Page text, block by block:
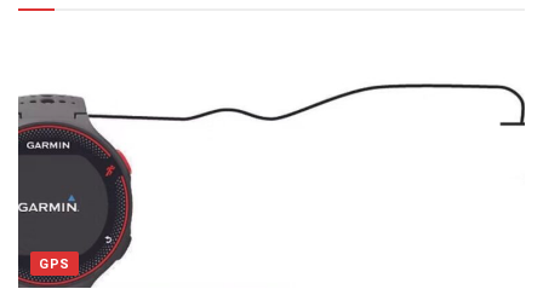
GPS